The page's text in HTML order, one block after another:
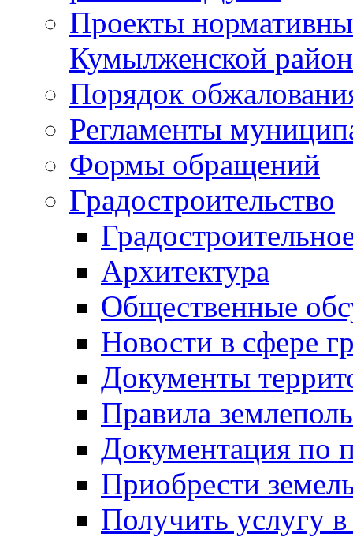
Проекты
Кумылженской
Порядок
Регламенты
Формы обращений
Градостроительство
Архитектура
Общественные
Новости в сфере
Документы
Правила
Документация по
Приобрести
Получить услугу в